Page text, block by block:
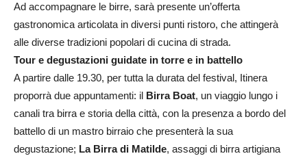
Ad accompagnare le birre, sarà presente un’offerta
gastronomica articolata in diversi punti ristoro, che attingerà
alle diverse tradizioni popolari di cucina di strada.
Tour e degustazioni guidate in torre e in battello
A partire dalle 19.30, per tutta la durata del festival, Itinera
proporrà due appuntamenti: il Birra Boat, un viaggio lungo i
canali tra birra e storia della città, con la presenza a bordo del
battello di un mastro birraio che presenterà la sua
degustazione; La Birra di Matilde, assaggi di birra artigiana